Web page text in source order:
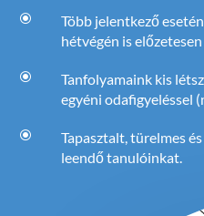
\
Több jelentkező
hétvégén is
\
Tanfolyamaink kis
egyéni odafigyeléssel
\
Tapasztalt, türelmes
leendő tanulóinkat.